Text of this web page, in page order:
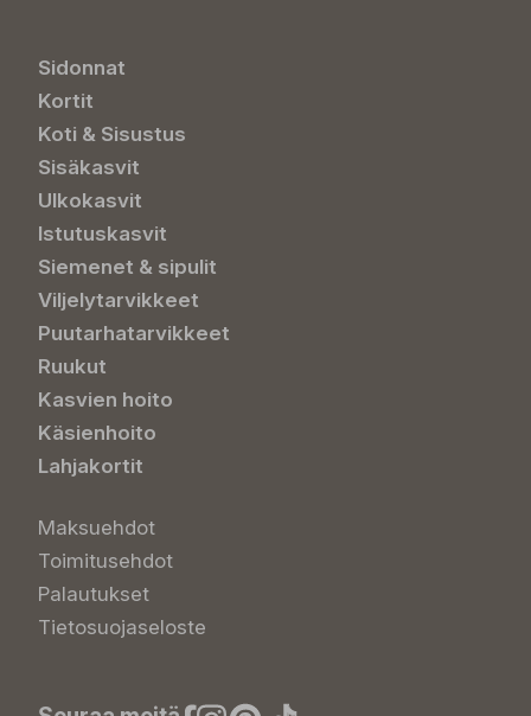
Sidonnat
Kortit
Koti & Sisustus
Sisäkasvit
Ulkokasvit
Istutuskasvit
Siemenet & sipulit
Viljelytarvikkeet
Puutarhatarvikkeet
Ruukut
Kasvien hoito
Käsienhoito
Lahjakortit
Maksuehdot
Toimitusehdot
Palautukset
Tietosuojaseloste